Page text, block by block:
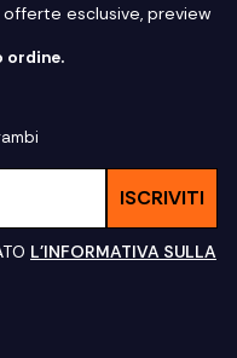
esclusive, preview
ordine.
ISCRIVITI
L'INFORMATIVA SULLA